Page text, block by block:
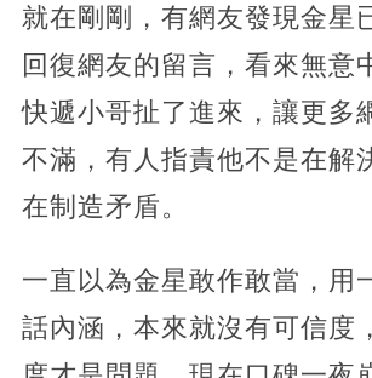
就在剛剛，有網友發現金星
回復網友的留言，看來無意
快遞小哥扯了進來，讓更多
不滿，有人指責他不是在解
在制造矛盾。
一直以為金星敢作敢當，用
話內涵，本來就沒有可信度